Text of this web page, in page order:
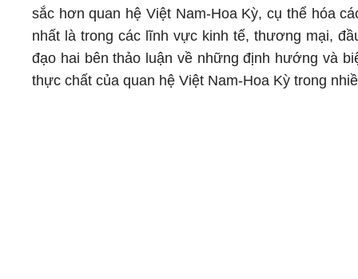
sắc hơn quan hệ Việt Nam-Hoa Kỳ, cụ thể hóa
nhất là trong các lĩnh vực kinh tế, thương mại,
đạo hai bên thảo luận về những định hướng và
thực chất của quan hệ Việt Nam-Hoa Kỳ trong